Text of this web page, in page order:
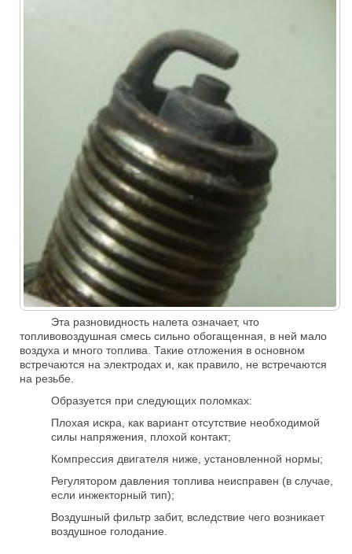
Эта разновидность налета означает, что
топливовоздушная смесь сильно обогащенная, в ней мало
воздуха и много топлива. Такие отложения в основном
встречаются на электродах и, как правило, не встречаются
на резьбе.
Образуется при следующих поломках:
Плохая искра, как вариант отсутствие необходимой
силы напряжения, плохой контакт;
Компрессия двигателя ниже, установленной нормы;
Регулятором давления топлива неисправен (в случае,
если инжекторный тип);
Воздушный фильтр забит, вследствие чего возникает
воздушное голодание.